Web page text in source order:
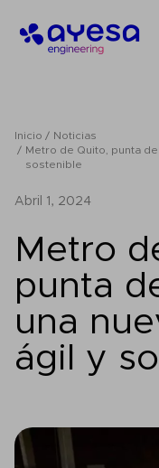
Ayesa
Inicio
Noticias
Metro de Quito, punta
sostenible
abril 1, 2024
Metro
punta
una
ágil y